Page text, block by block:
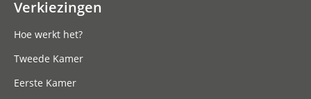
Verkiezingen
Hoe werkt het?
Tweede Kamer
Eerste Kamer